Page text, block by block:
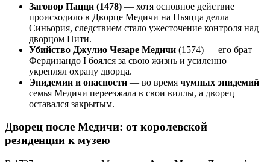
Заговор Пацци (1478) — хотя основное действие
происходило в Дворце Медичи на Пьяцца делла
Синьория, следствием стало ужесточение контроля над
дворцом Пити.
Убийство Джулио Чезаре Медичи (1574) — его брат
Фердинандо I боялся за свою жизнь и усиленно
укреплял охрану дворца.
Эпидемии и опасности — во время чумных эпидемий
семья Медичи переезжала в свои виллы, а дворец
оставался закрытым.
Дворец после Медичи: от королевской
резиденции к музею